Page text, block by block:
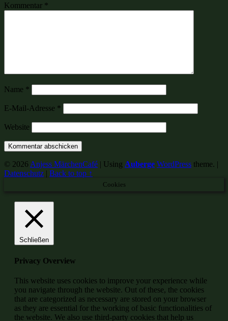
Kommentar *
Name *
E-Mail-Adresse *
Website
© 2026 Anjess MärchenCafé | Using Auberge WordPress theme. |
Datenschutz | Back to top ↑
Cookies
Schließen
Privacy Overview
This website uses cookies to improve your experience while
you navigate through the website. Out of these, the cookies
that are categorized as necessary are stored on your browser
as they are essential for the working of basic functionalities of
the website. We also use third-party cookies that help us